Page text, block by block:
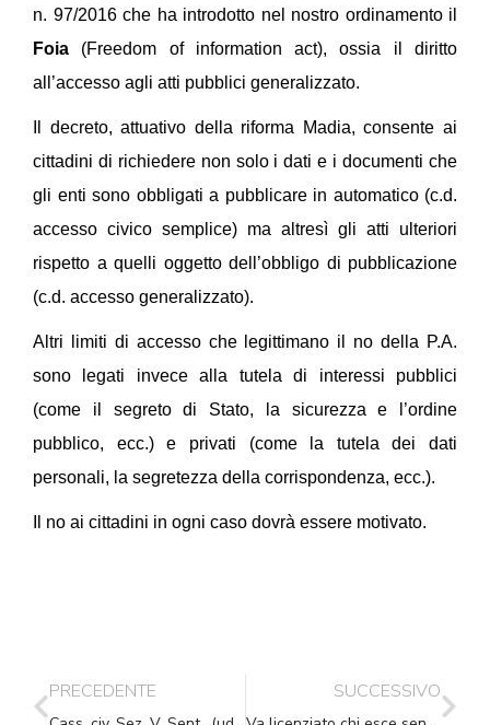
n. 97/2016 che ha introdotto nel nostro ordinamento il
Foia (Freedom of information act), ossia il diritto
all’accesso agli atti pubblici generalizzato.
Il decreto, attuativo della riforma Madia, consente ai
cittadini di richiedere non solo i dati e i documenti che
gli enti sono obbligati a pubblicare in automatico (c.d.
accesso civico semplice) ma altresì gli atti ulteriori
rispetto a quelli oggetto dell’obbligo di pubblicazione
(c.d. accesso generalizzato).
Altri limiti di accesso che legittimano il no della P.A.
sono legati invece alla tutela di interessi pubblici
(come il segreto di Stato, la sicurezza e l’ordine
pubblico, ecc.) e privati (come la tutela dei dati
personali, la segretezza della corrispondenza, ecc.).
Il no ai cittadini in ogni caso dovrà essere motivato.
PRECEDENTE SUCCESSIVO